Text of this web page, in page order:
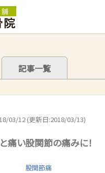
記事一覧
03/12 (更新日:2018/03/13)
痛い股関節の痛みに！
股関節痛